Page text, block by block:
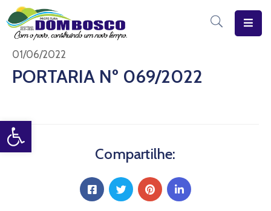
Open toolbar
Início
O
Estrutura
Diário
01/06/2022
PORTARIA Nº 069/2022
Compartilhe: